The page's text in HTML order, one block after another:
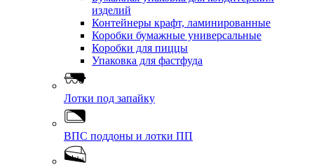
изделий
Контейнеры крафт, ламинированные
Коробки бумажные универсальные
Коробки для пиццы
Упаковка для фастфуда
Лотки под запайку
ВПС поддоны и лотки ПП